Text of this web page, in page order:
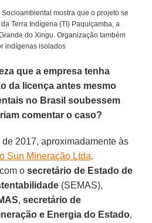
mostra que o projeto se
Terra Indígena (TI) Paquiçamba, a
do Xingu. Organização também
indígenas isolados
que a empresa tenha
da licença antes mesmo
no Brasil soubessem
comentar o caso?
2017, aproximadamente às
Sun Mineração Ltda.
osecretário de Estado de
(SEMAS),
,secretário de
e Energia do Estado,